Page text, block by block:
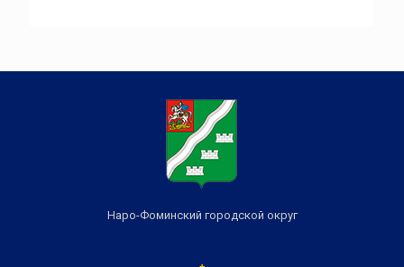
Наро-Фоминский городской округ